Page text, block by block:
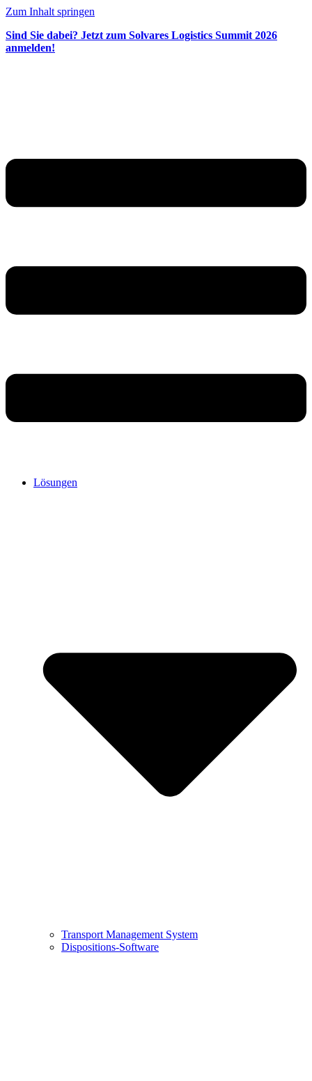
Zum Inhalt springen
Sind Sie dabei? Jetzt zum Solvares Logistics Summit 2026
anmelden!
Lösungen
Transport Management System
Dispositions-Software